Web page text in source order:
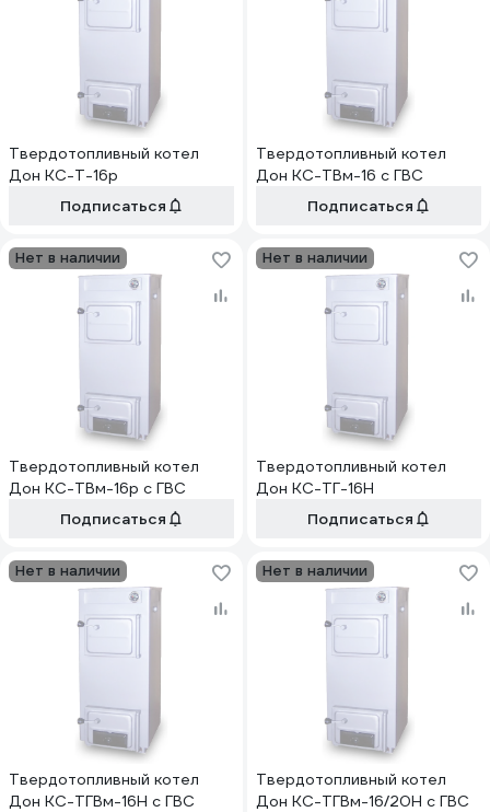
Твердотопливный котел
Дон КС-Т-16р
Подписаться
Твердотопливный котел
Дон КС-ТВм-16 с ГВС
Подписаться
Нет в наличии
Твердотопливный котел
Дон КС-ТВм-16р с ГВС
Подписаться
Нет в наличии
Твердотопливный котел
Дон КС-ТГ-16Н
Подписаться
Нет в наличии
Твердотопливный котел
Дон КС-ТГВм-16Н с ГВС
Нет в наличии
Твердотопливный котел
Дон КС-ТГВм-16/20Н с ГВС